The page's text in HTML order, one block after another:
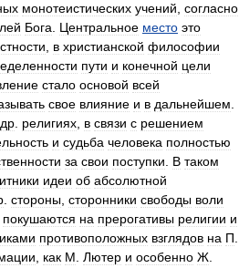
монотеистических учений согласно
Бога Центральное место это
в христианской философии
пути и конечной цели
стало основой всей
свое влияние и в дальнейшем
др религиях в связи с решением
и судьба человека полностью
за свои поступки В таком
идеи об абсолютной
стороны сторонники свободы воли
покушаются на прерогативы религии и
противоположных взглядов на П
как М Лютер и особенно Ж